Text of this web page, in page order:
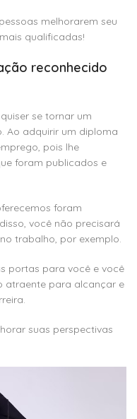
melhorarem seu
qualificadas!
reconhecido
se tornar um
Ao adquirir um diploma
pois lhe
foram publicados e
foram
você não precisará
trabalho, por exemplo.
portas para você e você
atraente para alcançar e
suas perspectivas